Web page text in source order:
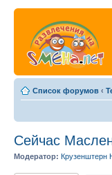
Список форумов ‹
Сейчас
Модератор: Крузенштерн